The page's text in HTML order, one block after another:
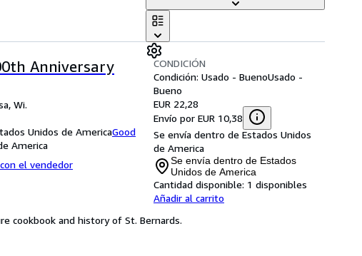
Anniversary
Wi.
Unidos de AmericaGood
America
el vendedor
CONDICIÓN
Condición: Usado - BuenoUsado -
Bueno
EUR 22,28
Envío por EUR 10,38
Se envía dentro de Estados Unidos
de America
Se envía dentro de Estados
Unidos de America
Cantidad disponible: 1 disponibles
Añadir al carrito
cookbook and history of St. Bernards.